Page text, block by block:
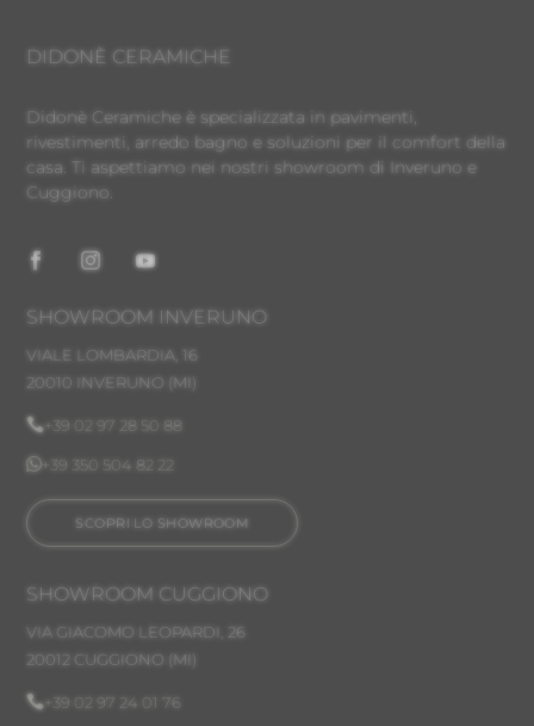
DIDONÈ CERAMICHE
Didonè Ceramiche è specializzata in pavimenti,
rivestimenti, arredo bagno e soluzioni per il comfort della
casa. Ti aspettiamo nei nostri showroom di Inveruno e
Cuggiono.
SHOWROOM INVERUNO
VIALE LOMBARDIA, 16
20010 INVERUNO (MI)
+39 02 97 28 50 88
+39 350 504 82 22
SCOPRI LO SHOWROOM
SHOWROOM CUGGIONO
VIA GIACOMO LEOPARDI, 26
20012 CUGGIONO (MI)
+39 02 97 24 01 76